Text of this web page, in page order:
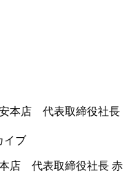
イブ
本店 代表取締役社長 赤